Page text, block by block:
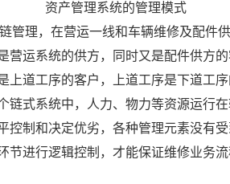
资产管理系统的管理模式
管理，在营运一线和车辆维修及配件
营运系统的供方，同时又是配件供方
上道工序的客户，上道工序是下道工
式系统中，人力、物力等资源运行
控制和决定优劣，各种管理元素没有
进行逻辑控制，才能保证维修业务